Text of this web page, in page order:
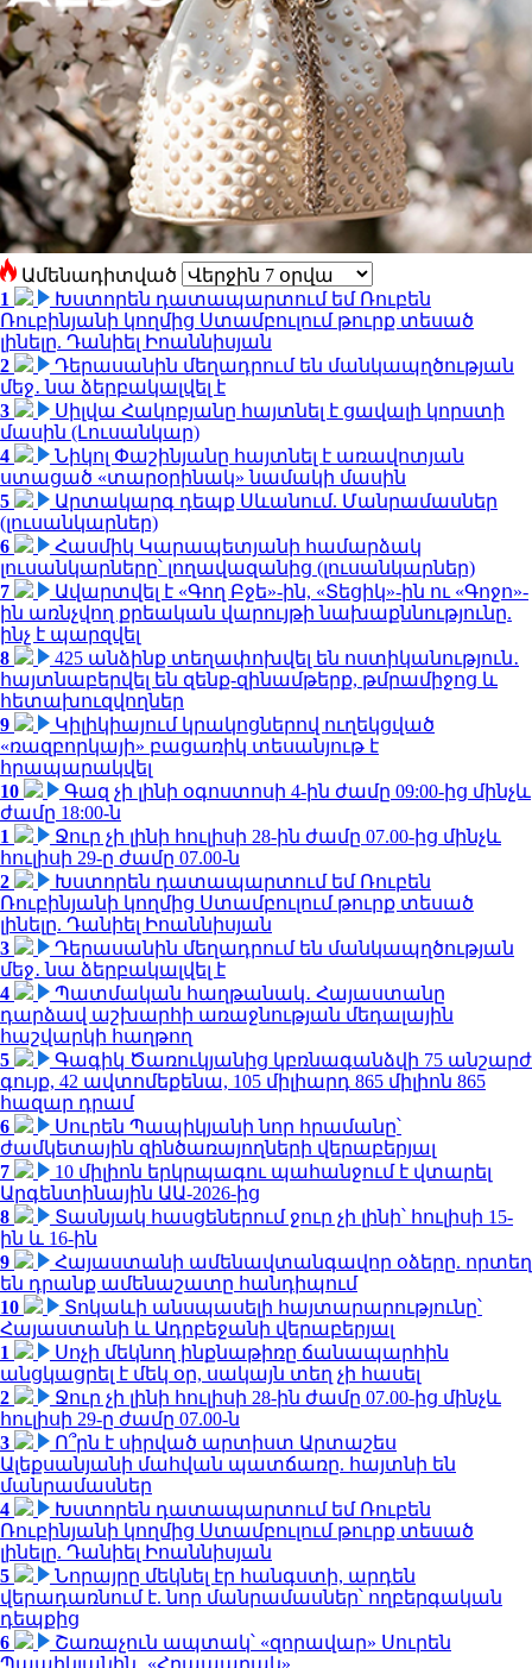
Ամենադիտված
1
Խստորեն դատապարտում եմ Ռուբեն
Ռուբինյանի կողմից Ստամբուլում թուրք տեսած
լինելը. Դանիել Իոաննիսյան
2
Դերասանին մեղադրում են մանկապղծության
մեջ․ նա ձերբակալվել է
3
Սիլվա Հակոբյանը հայտնել է ցավալի կորստի
մասին (Լուսանկար)
4
Նիկոլ Փաշինյանը հայտնել է առավոտյան
ստացած «տարօրինակ» նամակի մասին
5
Արտակարգ դեպք Սևանում. Մանրամասներ
(լուսանկարներ)
6
Հասմիկ Կարապետյանի համարձակ
լուսանկարները՝ լողավազանից (լուսանկարներ)
7
Ավարտվել է «Գող Բջե»-ին, «Տեցիկ»-ին ու «Գոջո»-
ին առնչվող քրեական վարույթի նախաքննությունը.
ինչ է պարզվել
8
425 անձինք տեղափոխվել են ոստիկանություն․
հայտնաբերվել են զենք-զինամթերք, թմրամիջոց և
հետախուզվողներ
9
Կիլիկիայում կրակոցներով ուղեկցված
«ռազբորկայի» բացառիկ տեսանյութ է
հրապարակվել
10
Գազ չի լինի օգոստոսի 4-ին ժամը 09:00-ից մինչև
ժամը 18:00-ն
1
Ջուր չի լինի հուլիսի 28-ին ժամը 07.00-ից մինչև
հուլիսի 29-ը ժամը 07.00-ն
2
Խստորեն դատապարտում եմ Ռուբեն
Ռուբինյանի կողմից Ստամբուլում թուրք տեսած
լինելը. Դանիել Իոաննիսյան
3
Դերասանին մեղադրում են մանկապղծության
մեջ․ նա ձերբակալվել է
4
Պատմական հաղթանակ․ Հայաստանը
դարձավ աշխարհի առաջնության մեդալային
հաշվարկի հաղթող
5
Գագիկ Ծառուկյանից կբռնագանձվի 75 անշարժ
գույք, 42 ավտոմեքենա, 105 միլիարդ 865 միլիոն 865
հազար դրամ
6
Սուրեն Պապիկյանի նոր հրամանը՝
ժամկետային զինծառայողների վերաբերյալ
7
10 միլիոն երկրպագու պահանջում է վտարել
Արգենտինային ԱԱ-2026-ից
8
Տասնյակ հասցեներում ջուր չի լինի՝ հուլիսի 15-
ին և 16-ին
9
Հայաստանի ամենավտանգավոր օձերը. որտեղ
են դրանք ամենաշատը հանդիպում
10
Տոկաևի անսպասելի հայտարարությունը՝
Հայաստանի և Ադրբեջանի վերաբերյալ
1
Սոչի մեկնող ինքնաթիռը ճանապարհին
անցկացրել է մեկ օր, սակայն տեղ չի հասել
2
Ջուր չի լինի հուլիսի 28-ին ժամը 07.00-ից մինչև
հուլիսի 29-ը ժամը 07.00-ն
3
Ո՞րն է սիրված արտիստ Արտաշես
Ալեքսանյանի մահվան պատճառը. հայտնի են
մանրամասներ
4
Խստորեն դատապարտում եմ Ռուբեն
Ռուբինյանի կողմից Ստամբուլում թուրք տեսած
լինելը. Դանիել Իոաննիսյան
5
Նորայրը մեկնել էր հանգստի, արդեն
վերադառնում է. նոր մանրամասներ՝ ողբերգական
դեպքից
6
Շառաչուն ապտակ՝ «զորավար» Սուրեն
Պապիկյանին․ «Հրապարակ»